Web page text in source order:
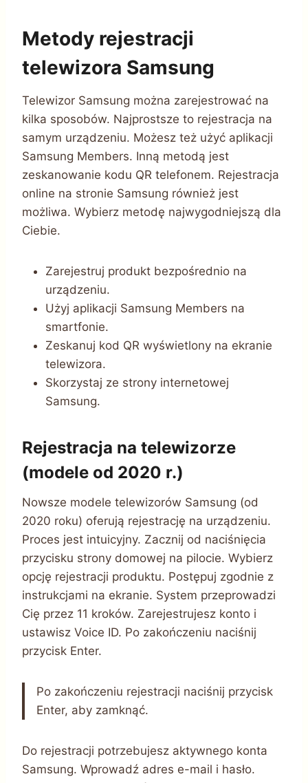
Metody rejestracji
telewizora Samsung
Telewizor Samsung można zarejestrować na
kilka sposobów. Najprostsze to rejestracja na
samym urządzeniu. Możesz też użyć aplikacji
Samsung Members. Inną metodą jest
zeskanowanie kodu QR telefonem. Rejestracja
online na stronie Samsung również jest
możliwa. Wybierz metodę najwygodniejszą dla
Ciebie.
Zarejestruj produkt bezpośrednio na
urządzeniu.
Użyj aplikacji Samsung Members na
smartfonie.
Zeskanuj kod QR wyświetlony na ekranie
telewizora.
Skorzystaj ze strony internetowej
Samsung.
Rejestracja na telewizorze
(modele od 2020 r.)
Nowsze modele telewizorów Samsung (od
2020 roku) oferują rejestrację na urządzeniu.
Proces jest intuicyjny. Zacznij od naciśnięcia
przycisku strony domowej na pilocie. Wybierz
opcję rejestracji produktu. Postępuj zgodnie z
instrukcjami na ekranie. System przeprowadzi
Cię przez 11 kroków. Zarejestrujesz konto i
ustawisz Voice ID. Po zakończeniu naciśnij
przycisk Enter.
Po zakończeniu rejestracji naciśnij przycisk
Enter, aby zamknąć.
Do rejestracji potrzebujesz aktywnego konta
Samsung. Wprowadź adres e-mail i hasło.